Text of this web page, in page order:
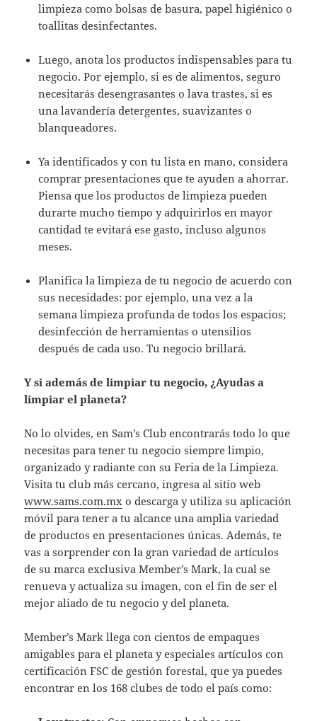
limpieza como bolsas de basura, papel higiénico o
toallitas desinfectantes.
Luego, anota los productos indispensables para tu
negocio. Por ejemplo, si es de alimentos, seguro
necesitarás desengrasantes o lava trastes, si es
una lavandería detergentes, suavizantes o
blanqueadores.
Ya identificados y con tu lista en mano, considera
comprar presentaciones que te ayuden a ahorrar.
Piensa que los productos de limpieza pueden
durarte mucho tiempo y adquirirlos en mayor
cantidad te evitará ese gasto, incluso algunos
meses.
Planifica la limpieza de tu negocio de acuerdo con
sus necesidades: por ejemplo, una vez a la
semana limpieza profunda de todos los espacios;
desinfección de herramientas o utensilios
después de cada uso. Tu negocio brillará.
Y si además de limpiar tu negocio, ¿Ayudas a
limpiar el planeta?
No lo olvides, en Sam’s Club encontrarás todo lo que
necesitas para tener tu negocio siempre limpio,
organizado y radiante con su Feria de la Limpieza.
Visita tu club más cercano, ingresa al sitio web
www.sams.com.mx o descarga y utiliza su aplicación
móvil para tener a tu alcance una amplia variedad
de productos en presentaciones únicas. Además, te
vas a sorprender con la gran variedad de artículos
de su marca exclusiva Member’s Mark, la cual se
renueva y actualiza su imagen, con el fin de ser el
mejor aliado de tu negocio y del planeta.
Member’s Mark llega con cientos de empaques
amigables para el planeta y especiales artículos con
certificación FSC de gestión forestal, que ya puedes
encontrar en los 168 clubes de todo el país como: